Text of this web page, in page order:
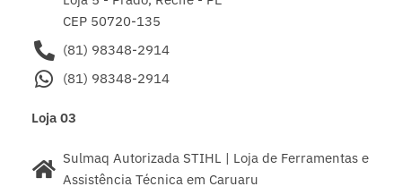
CEP 50720-135
(81) 98348-2914
(81) 98348-2914
Loja 03
Sulmaq Autorizada STIHL | Loja de Ferramentas e
Assistência Técnica em Caruaru